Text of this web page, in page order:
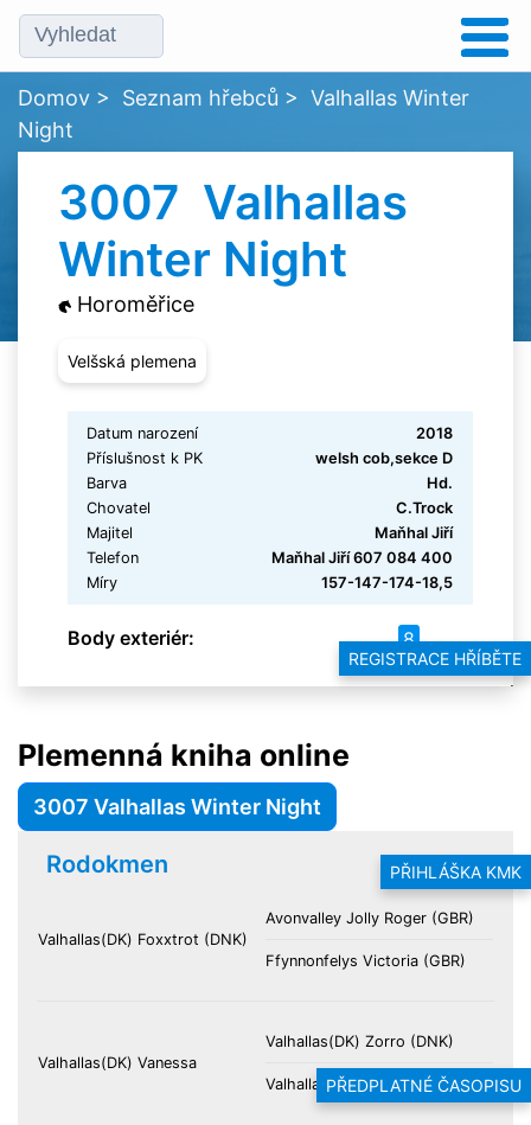
REGISTRACE HŘÍBĚTE
PŘIHLÁŠKA KMK
PŘEDPLATNÉ ČASOPISU
Domov > Seznam hřebců > Valhallas Winter
Night
3007 Valhallas
Winter Night
Horoměřice
Velšská plemena
Datum narození
2018
Příslušnost k PK
welsh cob,sekce D
Barva
Hd.
Chovatel
C.Trock
Majitel
Maňhal Jiří
Telefon
Maňhal Jiří 607 084 400
Míry
157-147-174-18,5
Body exteriér: 8
Plemenná kniha online
3007 Valhallas Winter Night
Rodokmen
Valhallas(DK) Foxxtrot (DNK)
Avonvalley Jolly Roger (GBR)
Ffynnonfelys Victoria (GBR)
Valhallas(DK) Vanessa
Valhallas(DK) Zorro (DNK)
Valhallas(DK) Victoria (OS)